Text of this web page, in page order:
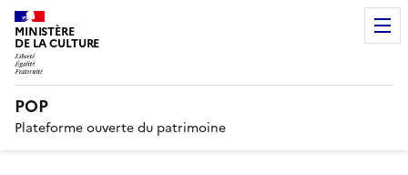
MINISTÈRE
DE LA CULTURE
POP
Plateforme ouverte du patrimoine